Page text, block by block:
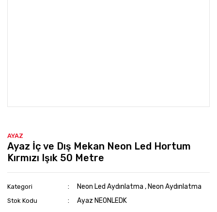
AYAZ
Ayaz İç ve Dış Mekan Neon Led Hortum
Kırmızı Işık 50 Metre
Kategori Neon Led Aydınlatma , Neon Aydınlatma
Stok Kodu Ayaz NEONLEDK